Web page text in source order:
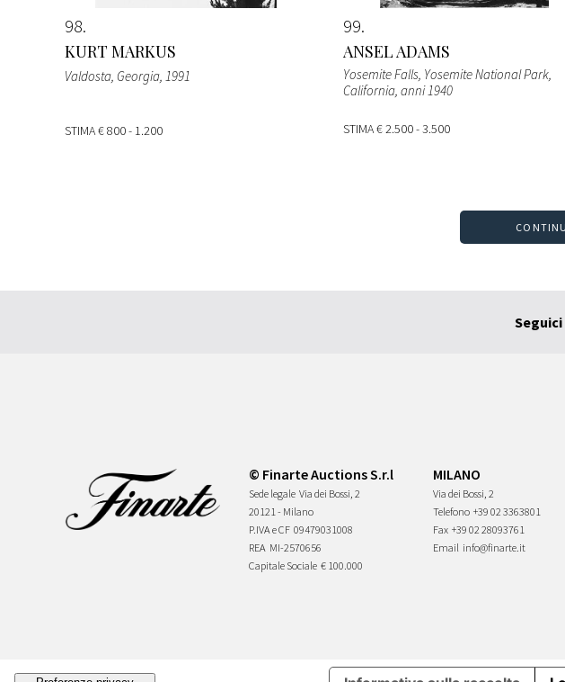
98
KURT MARKUS
Valdosta, Georgia, 1991
STIMA€ 800 - 1.200
99
ANSEL ADAMS
Yosemite Falls, Yosemite National Park,
California, anni 1940
STIMA€ 2.500 - 3.500
Seguici
© Finarte Auctions S.r.l
Sede legale Via dei Bossi, 2
20121 - Milano
P.IVA e CF 09479031008
REA MI-2570656
Capitale Sociale € 100.000
MILANO
Via dei Bossi, 2
Telefono +39 02 3363801
Fax +39 02 28093761
Email info@finarte.it